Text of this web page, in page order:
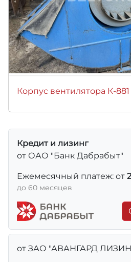
Корпус вентилятора К-881
Кредит и лизинг
от ОАО "Банк Дабрабыт"
Ежемесячный платеж: от
до 60 месяцев
от ЗАО "АВАНГАРД